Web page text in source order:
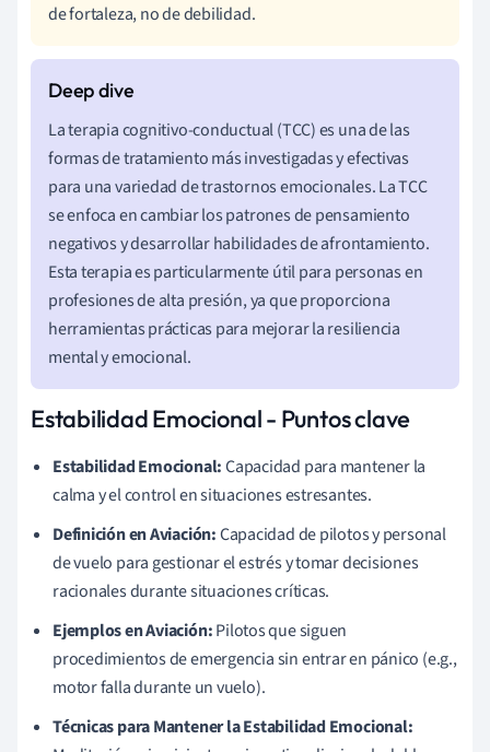
de fortaleza, no de debilidad.
La terapia cognitivo-conductual (TCC) es una de las
formas de tratamiento más investigadas y efectivas
para una variedad de trastornos emocionales. La TCC
se enfoca en cambiar los patrones de pensamiento
negativos y desarrollar habilidades de afrontamiento.
Esta terapia es particularmente útil para personas en
profesiones de alta presión, ya que proporciona
herramientas prácticas para mejorar la resiliencia
mental y emocional.
Estabilidad Emocional - Puntos clave
Estabilidad Emocional:Capacidad para mantener la
calma y el control en situaciones estresantes.
Definición en Aviación:Capacidad de pilotos y personal
de vuelo para gestionar el estrés y tomar decisiones
racionales durante situaciones críticas.
Ejemplos en Aviación:Pilotos que siguen
procedimientos de emergencia sin entrar en pánico (e.g.,
motor falla durante un vuelo).
Técnicas para Mantener la Estabilidad Emocional: